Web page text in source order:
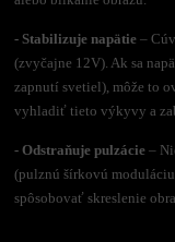
- Stabilizuje napätie –
(zvyčajne 12V). Ak sa
zapnutí svetiel), môže to
vyhladiť tieto výkyvy a
- Odstraňuje pulzácie –
(pulznú šírkovú
spôsobovať skreslenie